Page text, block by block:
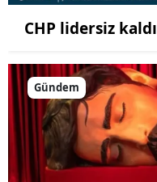
CHP lidersiz kaldı
Gündem